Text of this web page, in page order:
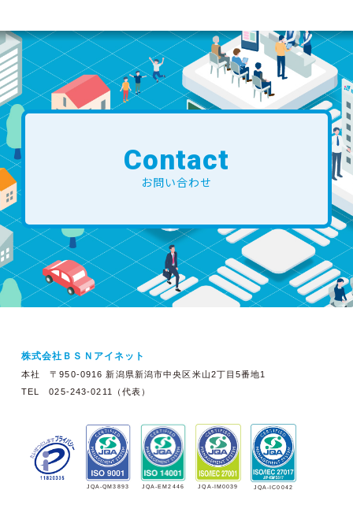
Contact
お問い合わせ
株式会社ＢＳＮアイネット
本社 〒950-0916 新潟県新潟市中央区米山2丁目5番地1
TEL 025-243-0211（代表）
JQA-QM3893 JQA-EM2446 JQA-IM0039 JQA-IC0042